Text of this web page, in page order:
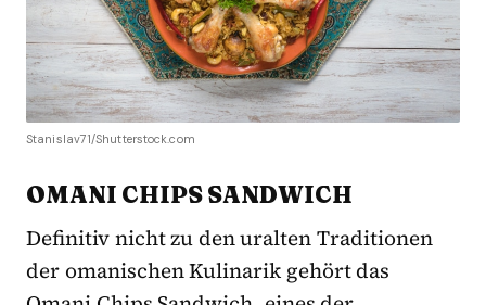
Stanislav71/Shutterstock.com
OMANI CHIPS SANDWICH
Definitiv nicht zu den uralten Traditionen
der omanischen Kulinarik gehört das